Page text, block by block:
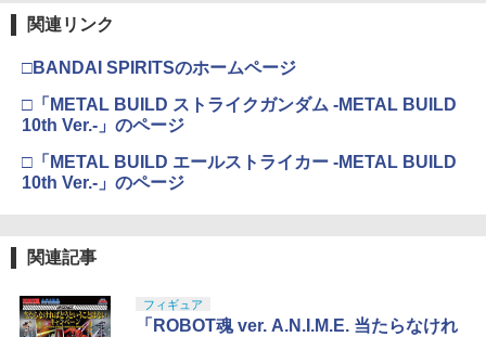
分け済みプラモデル
￥4,682
BANDAI SPIRITS(バンダイ スピリッツ)
4
￥4,761
5
東京マルイ No.10 ハイキャパ5.1 10歳以
上 電動ブローバック フルオート
型用接着剤 87003
￥184
5
GSIクレオス Mr.トップコート 水性プレ
関連リンク
□BANDAI SPIRITSのホームページ
□「METAL BUILD ストライクガンダム -METAL BUILD
10th Ver.-」のページ
□「METAL BUILD エールストライカー -METAL BUILD
10th Ver.-」のページ
関連記事
フィギュア
「ROBOT魂 ver. A.N.I.M.E. 当たらなけれ